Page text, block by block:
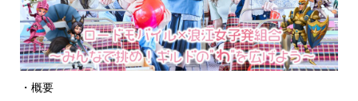
・概要